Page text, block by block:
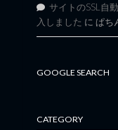
サイトのSSL自
入しました に ぱち
GOOGLE SEARCH
CATEGORY